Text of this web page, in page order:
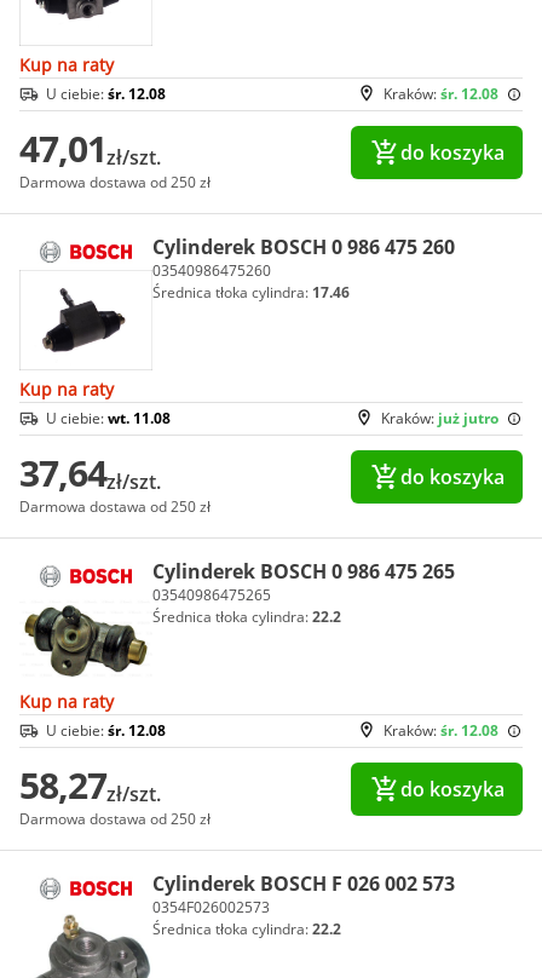
Kup na raty
Kraków:śr. 12.08
U ciebie:śr. 12.08
47,01zł/szt.
Darmowa dostawa od 250 zł
do koszyka
Cylinderek BOSCH 0 986 475 260
03540986475260
Średnica tłoka cylindra: 17.46
Kup na raty
Kraków: już jutro
U ciebie:wt. 11.08
37,64zł/szt.
Darmowa dostawa od 250 zł
do koszyka
Cylinderek BOSCH 0 986 475 265
03540986475265
Średnica tłoka cylindra:22.2
Kup na raty
Kraków:śr. 12.08
U ciebie:śr. 12.08
58,27zł/szt.
Darmowa dostawa od 250 zł
do koszyka
Cylinderek BOSCH F 026 002 573
0354F026002573
Średnica tłoka cylindra:22.2